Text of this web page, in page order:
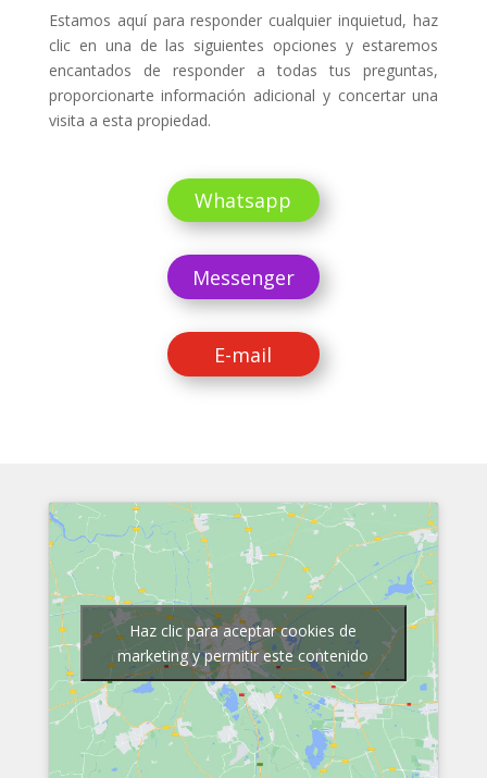
Estamos aquí para responder cualquier inquietud, haz
clic en una de las siguientes opciones y estaremos
encantados de responder a todas tus preguntas,
proporcionarte información adicional y concertar una
visita a esta propiedad.
Whatsapp
Messenger
E-mail
Haz clic para aceptar cookies de
marketing y permitir este contenido